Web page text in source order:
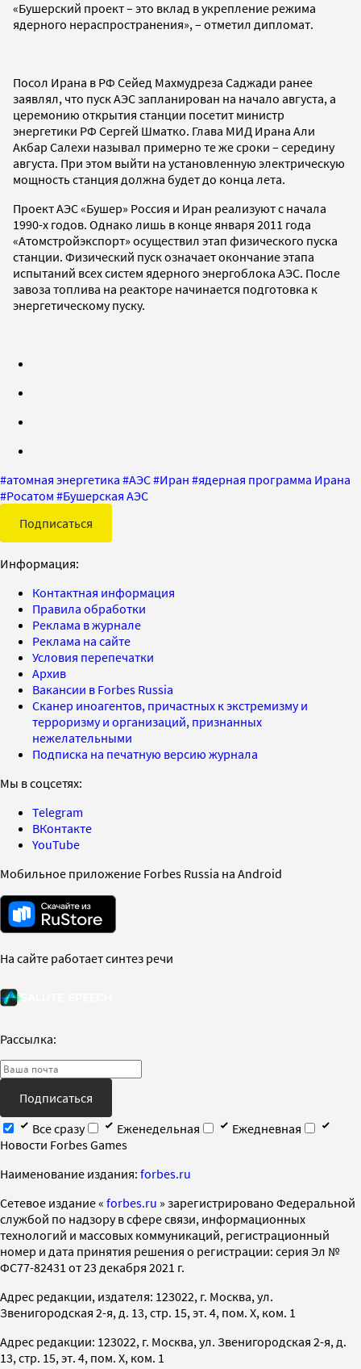
«Бушерский проект – это вклад в укрепление режима
ядерного нераспространения», – отметил дипломат.
Посол Ирана в РФ Сейед Махмудреза Саджади ранее
заявлял, что пуск АЭС запланирован на начало августа, а
церемонию открытия станции посетит министр
энергетики РФ Сергей Шматко. Глава МИД Ирана Али
Акбар Салехи называл примерно те же сроки – середину
августа. При этом выйти на установленную электрическую
мощность станция должна будет до конца лета.
Проект АЭС «Бушер» Россия и Иран реализуют с начала
1990-х годов. Однако лишь в конце января 2011 года
«Атомстройэкспорт» осуществил этап физического пуска
станции. Физический пуск означает окончание этапа
испытаний всех систем ядерного энергоблока АЭС. После
завоза топлива на реакторе начинается подготовка к
энергетическому пуску.
#атомная энергетика #АЭС#Иран #ядерная программа Ирана
#Росатом #Бушерская АЭС
Подписаться
Информация:
Контактная информация
Правила обработки
Реклама в журнале
Реклама на сайте
Условия перепечатки
Архив
Вакансии в Forbes Russia
Сканер иноагентов, причастных к экстремизму и
терроризму и организаций, признанных
нежелательными
Подписка на печатную версию журнала
Мы в соцсетях:
Telegram
ВКонтакте
YouTube
Мобильное приложение Forbes Russia на Android
На сайте работает синтез речи
Рассылка:
Подписаться
Все сразу
Еженедельная
Ежедневная
Новости Forbes Games
Наименование издания: forbes.ru
Cетевое издание « forbes.ru » зарегистрировано Федеральной
службой по надзору в сфере связи, информационных
технологий и массовых коммуникаций, регистрационный
номер и дата принятия решения о регистрации: серия Эл №
ФС77-82431 от 23 декабря 2021 г.
Адрес редакции, издателя: 123022, г. Москва, ул.
Звенигородская 2-я, д. 13, стр. 15, эт. 4, пом. X, ком. 1
Адрес редакции: 123022, г. Москва, ул. Звенигородская 2-я, д.
13, стр. 15, эт. 4, пом. X, ком. 1